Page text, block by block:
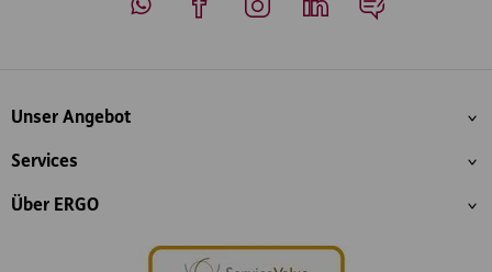
Inhaltsübersicht
Unser Angebot
Services
Über ERGO